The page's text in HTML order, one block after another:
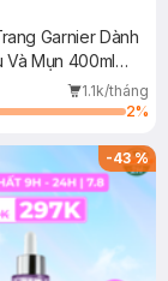
Garnier Dành
Và Mụn 400ml
1.1k/tháng
2%
-43%